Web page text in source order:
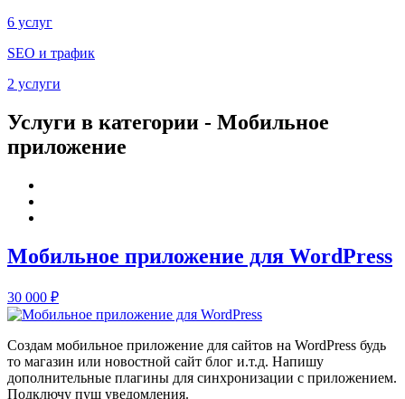
6 услуг
SEO и трафик
2 услуги
Услуги в категории - Мобильное
приложение
Мобильное приложение для WordPress
30 000 ₽
Создам мобильное приложение для сайтов на WordPress будь
то магазин или новостной сайт блог и.т.д. Напишу
дополнительные плагины для синхронизации с приложением.
Подключу пуш уведомления.